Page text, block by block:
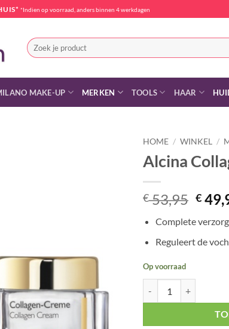
*Indien op voorraad, anders binnen 4 werkdagen
Zoeken
naar:
MAKE-UP MERKEN TOOLS HAAR
HOME / WINKEL /
Alcina
€53,95
prijs
was:
€
€
Complete
Reguleert de
Op voorraad